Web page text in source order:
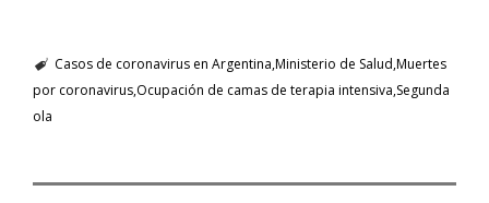
Casos de coronavirus en Argentina Ministerio de Salud Muertes
por coronavirus Ocupación de camas de terapia intensiva Segunda
ola